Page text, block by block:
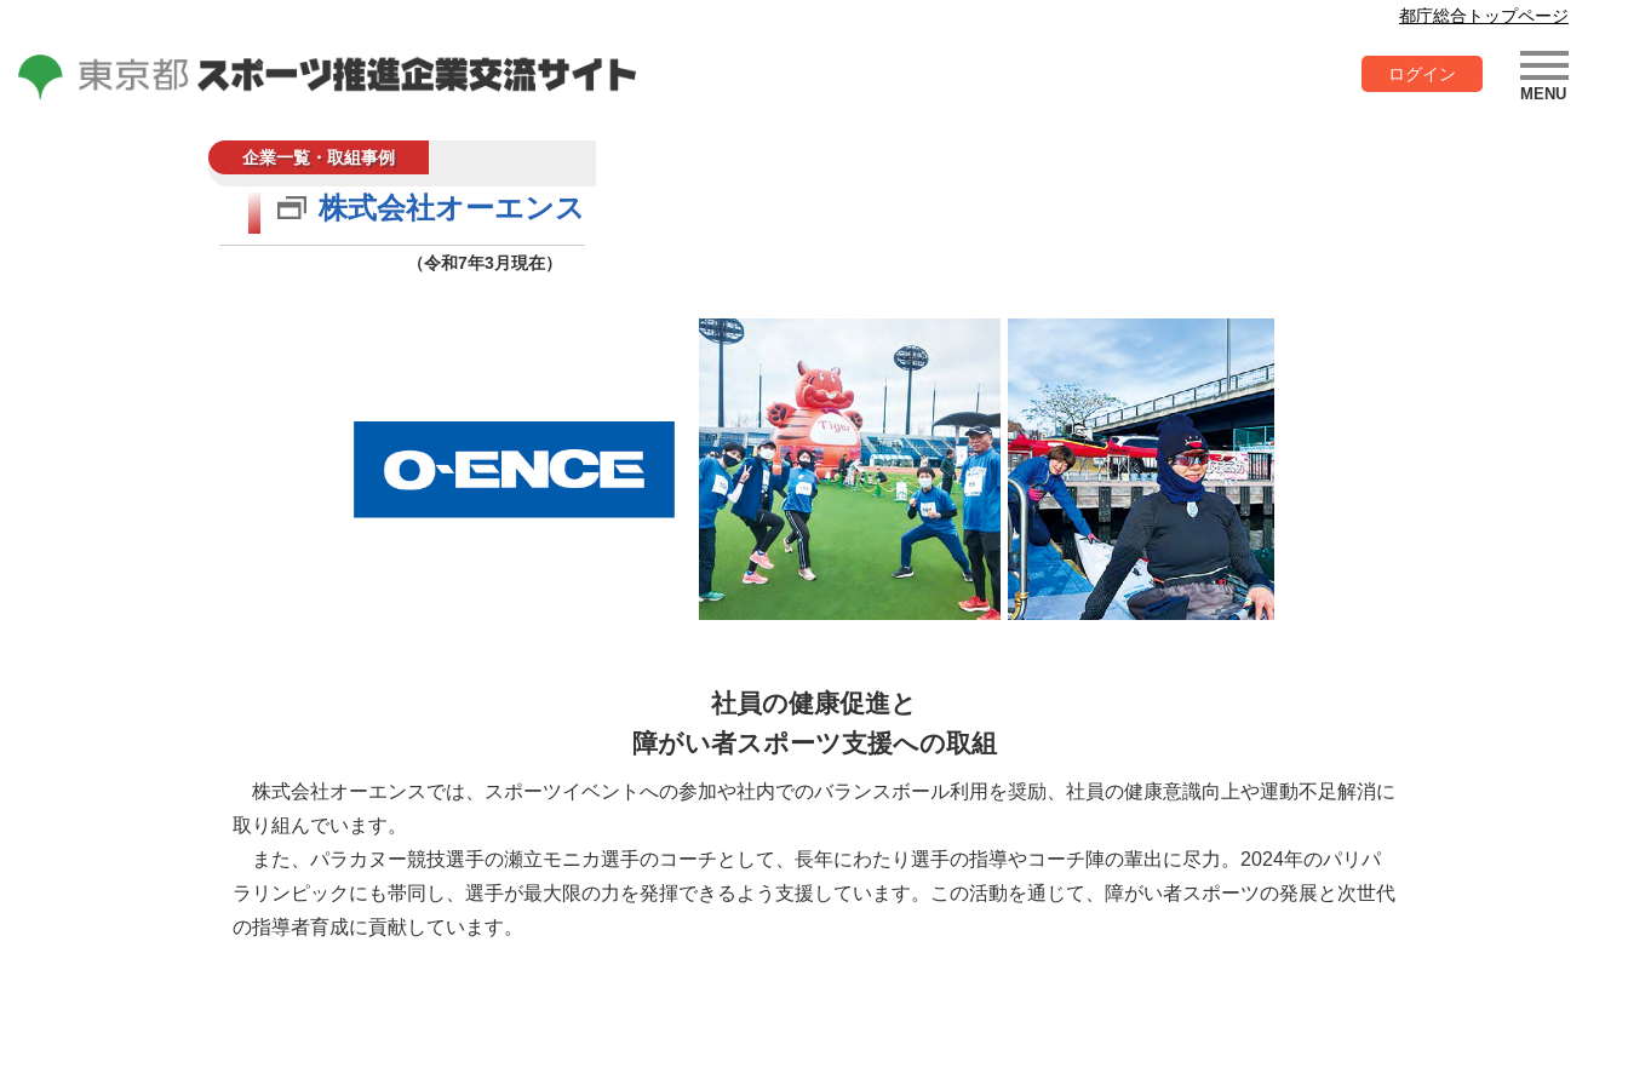
都庁総合トップページ
ログイン
企業一覧・取組事例
株式会社オーエンス
（令和7年3月現在）
社員の健康促進と
障がい者スポーツ支援への取組
株式会社オーエンスでは、スポーツイベントへの参加や社内でのバランスボール利用を奨励、社員の健康意識向上や運動不足解消に
取り組んでいます。
また、パラカヌー競技選手の瀬立モニカ選手のコーチとして、長年にわたり選手の指導やコーチ陣の輩出に尽力。2024年のパリパ
ラリンピックにも帯同し、選手が最大限の力を発揮できるよう支援しています。この活動を通じて、障がい者スポーツの発展と次世代
の指導者育成に貢献しています。